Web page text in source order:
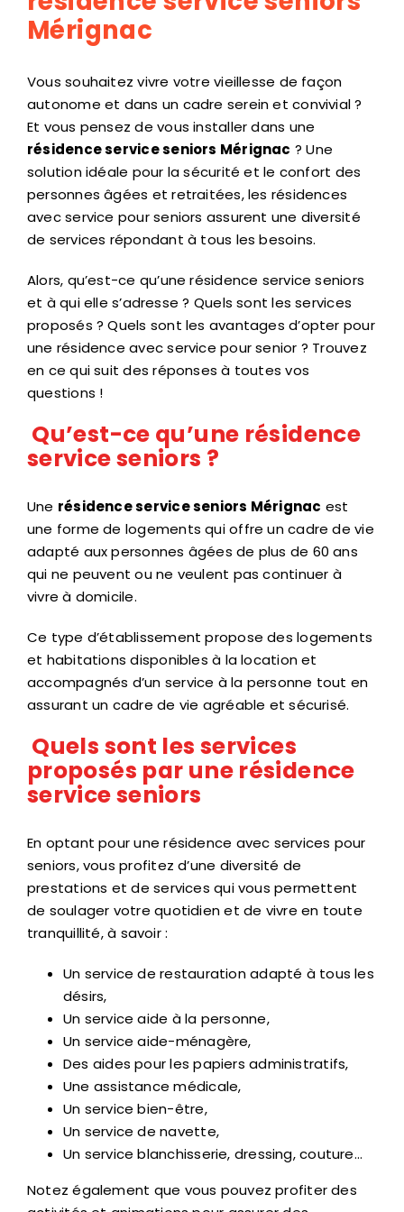
Mérignac
Vous souhaitez vivre votre vieillesse de façon
autonome et dans un cadre serein et convivial ?
Et vous pensez de vous installer dans une
résidence service seniors Mérignac ? Une
solution idéale pour la sécurité et le confort des
personnes âgées et retraitées, les résidences
avec service pour seniors assurent une diversité
de services répondant à tous les besoins.
Alors, qu’est-ce qu’une résidence service seniors
et à qui elle s’adresse ? Quels sont les services
proposés ? Quels sont les avantages d’opter pour
une résidence avec service pour senior ? Trouvez
en ce qui suit des réponses à toutes vos
questions !
Qu’est-ce qu’une résidence
service seniors ?
Une résidence service seniors Mérignac est
une forme de logements qui offre un cadre de vie
adapté aux personnes âgées de plus de 60 ans
qui ne peuvent ou ne veulent pas continuer à
vivre à domicile.
Ce type d’établissement propose des logements
et habitations disponibles à la location et
accompagnés d’un service à la personne tout en
assurant un cadre de vie agréable et sécurisé.
Quels sont les services
proposés par une résidence
service seniors
En optant pour une résidence avec services pour
seniors, vous profitez d’une diversité de
prestations et de services qui vous permettent
de soulager votre quotidien et de vivre en toute
tranquillité, à savoir :
Un service de restauration adapté à tous les
désirs,
Un service aide à la personne,
Un service aide-ménagère,
Des aides pour les papiers administratifs,
Une assistance médicale,
Un service bien-être,
Un service de navette,
Un service blanchisserie, dressing, couture…
Notez également que vous pouvez profiter des